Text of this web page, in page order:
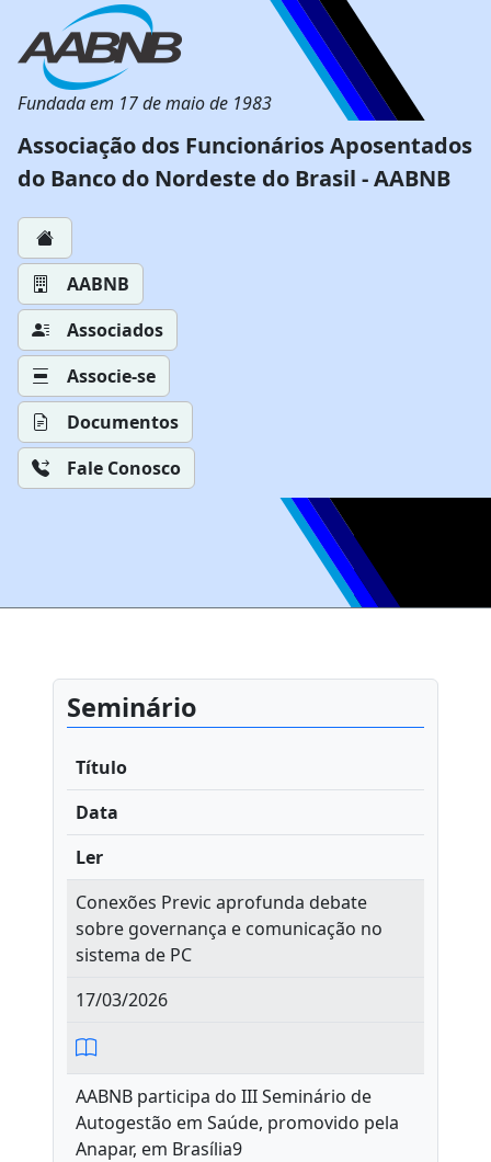
Fundada em 17 de maio de 1983
Associação dos Funcionários Aposentados
do Banco do Nordeste do Brasil - AABNB
AABNB
Associados
Associe-se
Documentos
Fale Conosco
Seminário
Título
Data
Ler
Conexões Previc aprofunda debate
sobre governança e comunicação no
sistema de PC
17/03/2026
AABNB participa do III Seminário de
Autogestão em Saúde, promovido pela
Anapar, em Brasília9